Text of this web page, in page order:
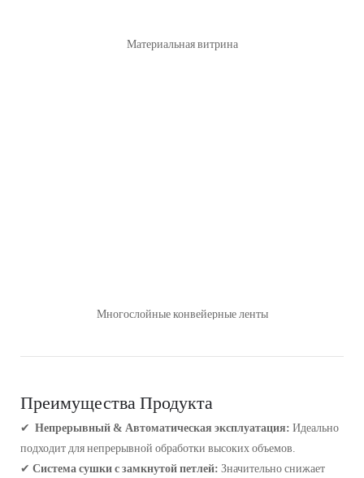
Материальная витрина
Многослойные конвейерные ленты
Преимущества Продукта
✔ Непрерывный & Автоматическая эксплуатация: Идеально
подходит для непрерывной обработки высоких объемов.
✔ Система сушки с замкнутой петлей: Значительно снижает